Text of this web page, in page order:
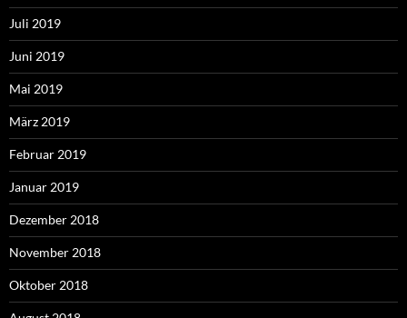
Juli 2019
Juni 2019
Mai 2019
März 2019
Februar 2019
Januar 2019
Dezember 2018
November 2018
Oktober 2018